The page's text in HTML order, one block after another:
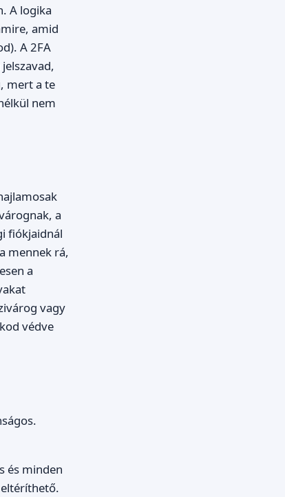
A logika
amid
A 2FA
mert a te
nem
a
fiókjaidnál
mennek rá,
a
vagy
védve
és minden